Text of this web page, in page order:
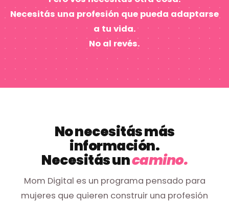
Necesitás una profesión que pueda adaptarse
a tu vida.
No al revés.
No necesitás más
información.
Necesitás uncamino.
Mom Digital es un programa pensado para
mujeres que quieren construir una profesión